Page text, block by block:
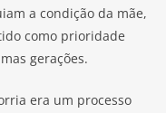
a condição da mãe,
como prioridade
gerações.
era um processo